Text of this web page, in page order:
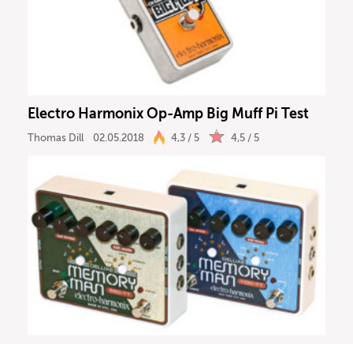
Electro Harmonix Op-Amp Big Muff Pi Test
Thomas Dill 02.05.2018 4,3 / 5 4,5 / 5